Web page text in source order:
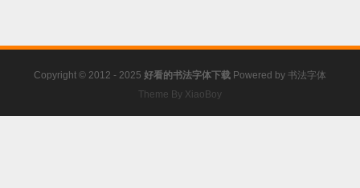
Copyright © 2012 - 2025 好看的书法字体下载 Powered by 书法字体
Theme By XiaoBoy